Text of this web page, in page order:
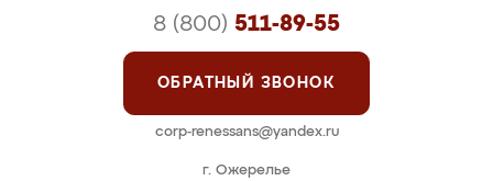
г. Ожерелье
8 (800) 511-89-55
ОБРАТНЫЙ ЗВОНОК
corp-renessans@yandex.ru